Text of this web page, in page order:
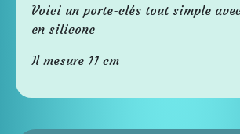
Voici un porte-clés tout simple
en silicone
Il mesure 11 cm